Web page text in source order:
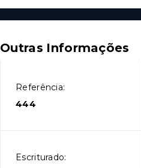
Outras Informações
Referência:
444
Escriturado: